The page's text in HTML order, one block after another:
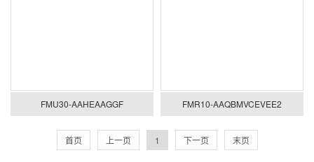
FMU30-AAHEAAGGF FMR10-AAQBMVCEVEE2
首页 上一页 1 下一页 末页